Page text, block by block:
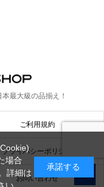
本最大級の品揃え！
ご利用規約
プライバシーポリシー
お問い合わせ
場合
詳細は
承諾する